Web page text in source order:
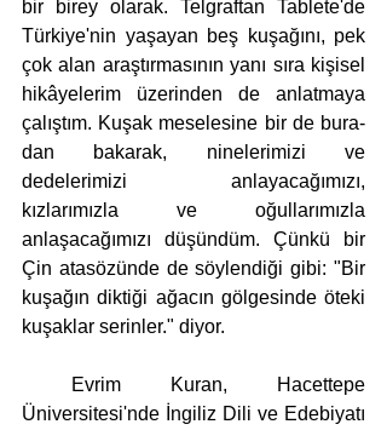
bir birey olarak. Telgraftan Tablete'de
Türkiye'nin yaşayan beş kuşağını, pek
çok alan araştırmasının yanı sıra kişisel
hikâyelerim üzerin­den de anlatmaya
çalıştım. Kuşak meselesine bir de bura­
dan bakarak, ninelerimizi ve
dedelerimizi anlayacağımızı,
kızlarımızla ve oğullarımızla
anlaşacağımızı düşündüm. Çünkü bir
Çin atasözünde de söylendiği gibi: "Bir
kuşağın diktiği ağacın gölgesinde öteki
kuşaklar serinler." diyor.
Evrim Kuran,
Hacettepe
Üniversitesi'nde İngiliz Dili ve Edebiyatı